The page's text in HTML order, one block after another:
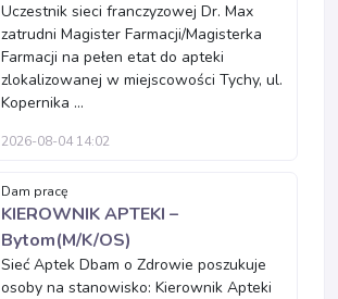
Uczestnik sieci franczyzowej Dr. Max
zatrudni Magister Farmacji/Magisterka
Farmacji na pełen etat do apteki
zlokalizowanej w miejscowości Tychy, ul.
Kopernika ...
2026-08-04 14:02
Dam pracę
KIEROWNIK APTEKI –
Bytom(M/K/OS)
Sieć Aptek Dbam o Zdrowie poszukuje
osoby na stanowisko: Kierownik Apteki